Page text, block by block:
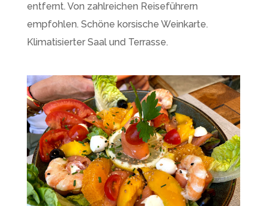
entfernt. Von zahlreichen Reiseführern
empfohlen. Schöne korsische Weinkarte.
Klimatisierter Saal und Terrasse.